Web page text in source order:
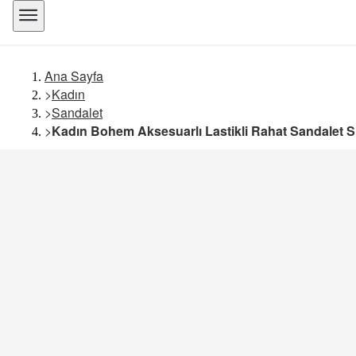
Ana Sayfa
>Kadın
>Sandalet
>Kadın Bohem Aksesuarlı Lastikli Rahat Sandalet